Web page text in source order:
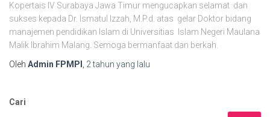
Kopertais IV Surabaya Jawa Timur mengucapkan selamat dan
sukses kepada Dr. Ismatul Izzah, M.P.d. atas gelar Doktor bidang
manajemen pendidikan Islam di Universitias Islam Negeri Maulana
Malik Ibrahim Malang. Semoga bermanfaat dan berkah.
Oleh Admin FPMPI , 2 tahun yang lalu
Cari